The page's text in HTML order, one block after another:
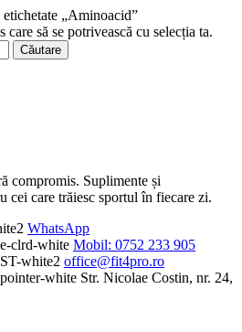
etichetate „Aminoacid”
să se potrivească cu selecția ta.
Căutare
compromis. Suplimente și
cei care trăiesc sportul în fiecare zi.
WhatsApp
Mobil: 0752 233 905
office@fit4pro.ro
Str. Nicolae Costin, nr. 24,